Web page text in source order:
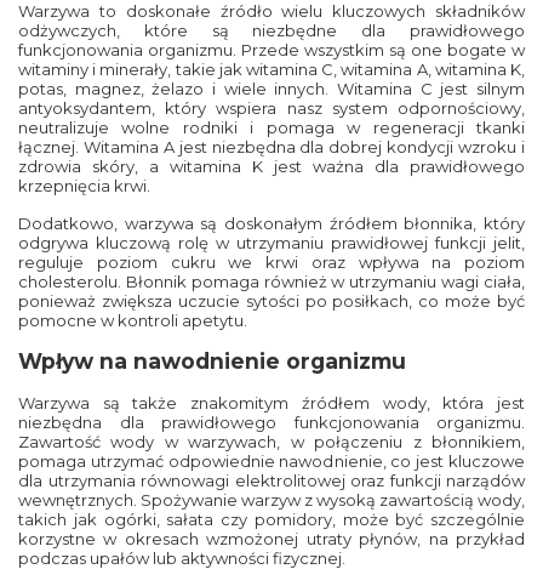
Warzywa to doskonałe źródło wielu kluczowych składników
odżywczych, które są niezbędne dla prawidłowego
funkcjonowania organizmu. Przede wszystkim są one bogate w
witaminy i minerały, takie jak witamina C, witamina A, witamina K,
potas, magnez, żelazo i wiele innych. Witamina C jest silnym
antyoksydantem, który wspiera nasz system odpornościowy,
neutralizuje wolne rodniki i pomaga w regeneracji tkanki
łącznej. Witamina A jest niezbędna dla dobrej kondycji wzroku i
zdrowia skóry, a witamina K jest ważna dla prawidłowego
krzepnięcia krwi.
Dodatkowo, warzywa są doskonałym źródłem błonnika, który
odgrywa kluczową rolę w utrzymaniu prawidłowej funkcji jelit,
reguluje poziom cukru we krwi oraz wpływa na poziom
cholesterolu. Błonnik pomaga również w utrzymaniu wagi ciała,
ponieważ zwiększa uczucie sytości po posiłkach, co może być
pomocne w kontroli apetytu.
Wpływ na nawodnienie organizmu
Warzywa są także znakomitym źródłem wody, która jest
niezbędna dla prawidłowego funkcjonowania organizmu.
Zawartość wody w warzywach, w połączeniu z błonnikiem,
pomaga utrzymać odpowiednie nawodnienie, co jest kluczowe
dla utrzymania równowagi elektrolitowej oraz funkcji narządów
wewnętrznych. Spożywanie warzyw z wysoką zawartością wody,
takich jak ogórki, sałata czy pomidory, może być szczególnie
korzystne w okresach wzmożonej utraty płynów, na przykład
podczas upałów lub aktywności fizycznej.